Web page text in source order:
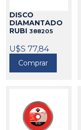
DISCO
DIAMANTADO
RUBI 388205
U$S 77,84
Comprar